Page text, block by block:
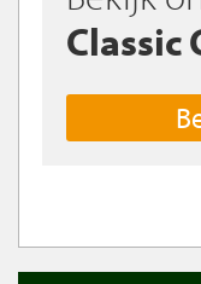
Classic